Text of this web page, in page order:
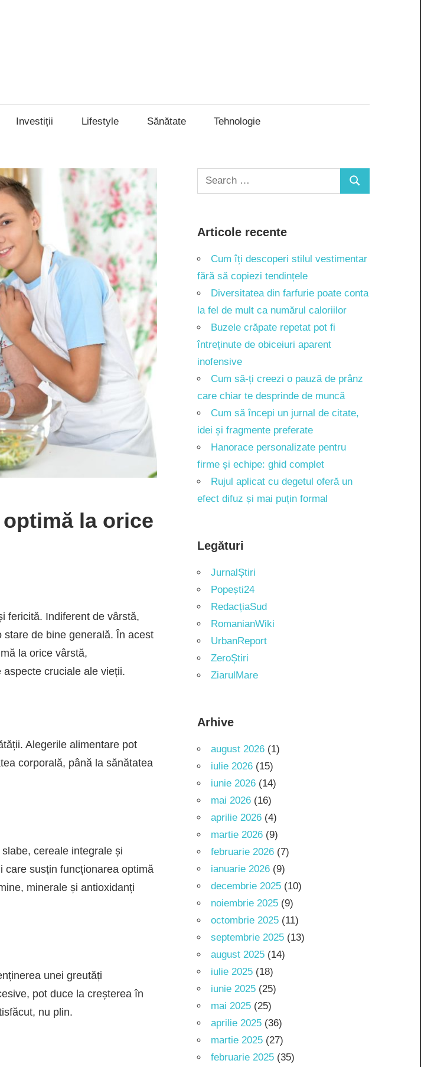
Investiții Lifestyle Sănătate Tehnologie
la orice
fericită. Indiferent de vârstă,
de bine generală. În acest
la orice vârstă,
cruciale ale vieții.
Alegerile alimentare pot
corporală, până la sănătatea
cereale integrale și
care susțin funcționarea optimă
minerale și antioxidanți
unei greutăți
pot duce la creșterea în
nu plin.
Search
for:
Search
Articole recente
Cum îți descoperi stilul vestimentar
fără să copiezi tendințele
Diversitatea din farfurie poate conta
la fel de mult ca numărul caloriilor
Buzele crăpate repetat pot fi
întreținute de obiceiuri aparent
inofensive
Cum să-ți creezi o pauză de prânz
care chiar te desprinde de muncă
Cum să începi un jurnal de citate,
idei și fragmente preferate
Hanorace personalizate pentru
firme și echipe: ghid complet
Rujul aplicat cu degetul oferă un
efect difuz și mai puțin formal
Legături
JurnalȘtiri
Popești24
RedacțiaSud
RomanianWiki
UrbanReport
ZeroȘtiri
ZiarulMare
Arhive
august 2026(1)
iulie 2026(15)
iunie 2026(14)
mai 2026(16)
aprilie 2026(4)
martie 2026(9)
februarie 2026(7)
ianuarie 2026(9)
decembrie 2025(10)
noiembrie 2025(9)
octombrie 2025(11)
septembrie 2025(13)
august 2025(14)
iulie 2025(18)
iunie 2025(25)
mai 2025(25)
aprilie 2025(36)
martie 2025(27)
februarie 2025(35)